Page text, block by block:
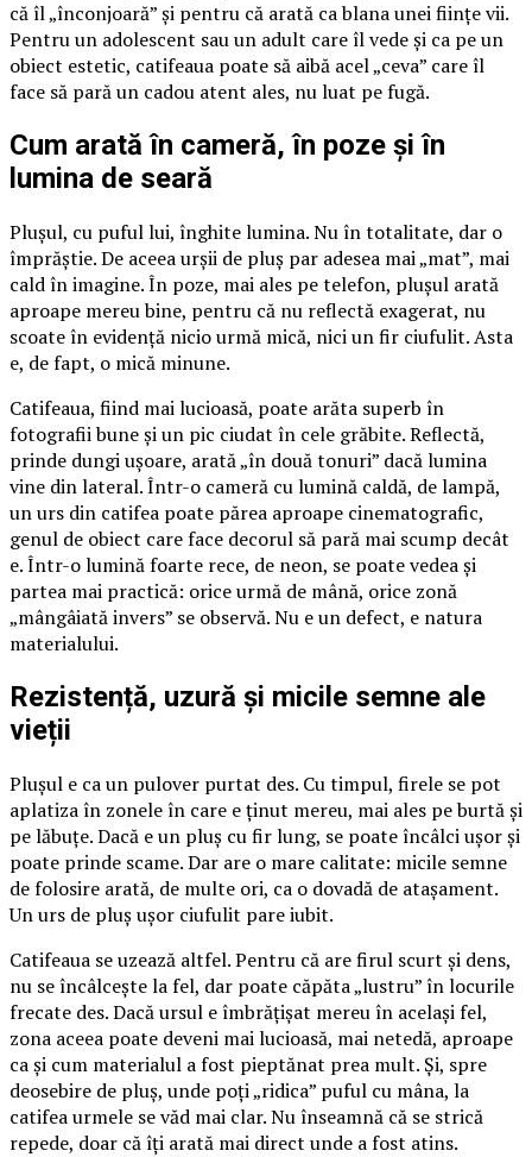
că îl „înconjoară” și pentru că arată ca blana unei ființe vii.
Pentru un adolescent sau un adult care îl vede și ca pe un
obiect estetic, catifeaua poate să aibă acel „ceva” care îl
face să pară un cadou atent ales, nu luat pe fugă.
Cum arată în cameră, în poze și în
lumina de seară
Plușul, cu puful lui, înghite lumina. Nu în totalitate, dar o
împrăștie. De aceea urșii de pluș par adesea mai „mat”, mai
cald în imagine. În poze, mai ales pe telefon, plușul arată
aproape mereu bine, pentru că nu reflectă exagerat, nu
scoate în evidență nicio urmă mică, nici un fir ciufulit. Asta
e, de fapt, o mică minune.
Catifeaua, fiind mai lucioasă, poate arăta superb în
fotografii bune și un pic ciudat în cele grăbite. Reflectă,
prinde dungi ușoare, arată „în două tonuri” dacă lumina
vine din lateral. Într-o cameră cu lumină caldă, de lampă,
un urs din catifea poate părea aproape cinematografic,
genul de obiect care face decorul să pară mai scump decât
e. Într-o lumină foarte rece, de neon, se poate vedea și
partea mai practică: orice urmă de mână, orice zonă
„mângâiată invers” se observă. Nu e un defect, e natura
materialului.
Rezistență, uzură și micile semne ale
vieții
Plușul e ca un pulover purtat des. Cu timpul, firele se pot
aplatiza în zonele în care e ținut mereu, mai ales pe burtă și
pe lăbuțe. Dacă e un pluș cu fir lung, se poate încâlci ușor și
poate prinde scame. Dar are o mare calitate: micile semne
de folosire arată, de multe ori, ca o dovadă de atașament.
Un urs de pluș ușor ciufulit pare iubit.
Catifeaua se uzează altfel. Pentru că are firul scurt și dens,
nu se încâlcește la fel, dar poate căpăta „lustru” în locurile
frecate des. Dacă ursul e îmbrățișat mereu în același fel,
zona aceea poate deveni mai lucioasă, mai netedă, aproape
ca și cum materialul a fost pieptănat prea mult. Și, spre
deosebire de pluș, unde poți „ridica” puful cu mâna, la
catifea urmele se văd mai clar. Nu înseamnă că se strică
repede, doar că îți arată mai direct unde a fost atins.